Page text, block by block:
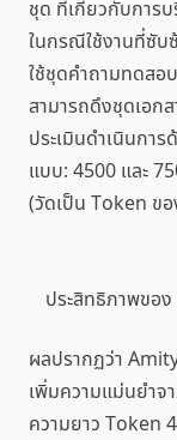
ชุด ที่เกี่ยวกับการบ
ในกรณีใช้งานที่ซับ
ใช้ชุดคำถามทดสอ
สามารถดึงชุดเอก
ประเมินดำเนินกา
แบบ: 4500 และ
(วัดเป็น Token ข
ประสิทธิภาพขอ
ผลปรากฏว่า
เพิ่มความแม่นยำจ
ความยาว Token